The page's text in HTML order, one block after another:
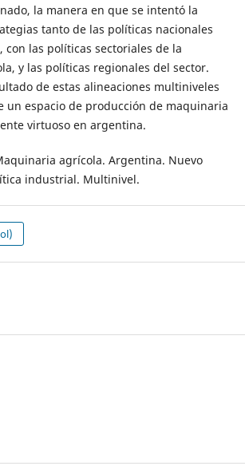
la manera en que se intentó la
tanto de las políticas nacionales
con las políticas sectoriales de la
y las políticas regionales del sector.
de estas alineaciones multiniveles
un espacio de producción de maquinaria
virtuoso en argentina.
agrícola. Argentina. Nuevo
industrial. Multinivel.